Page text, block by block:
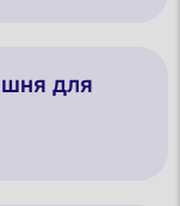
для